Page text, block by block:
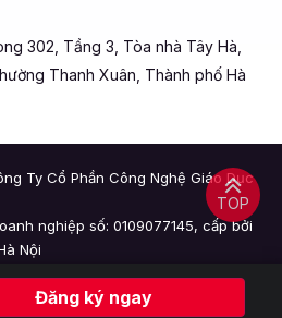
Đăng ký ngay
TOP
302, Tầng 3, Tòa nhà Tây Hà,
Thanh Xuân, Thành phố Hà
Ty Cổ Phần Công Nghệ Giáo Dục
nghiệp số: 0109077145, cấp bởi
Nội